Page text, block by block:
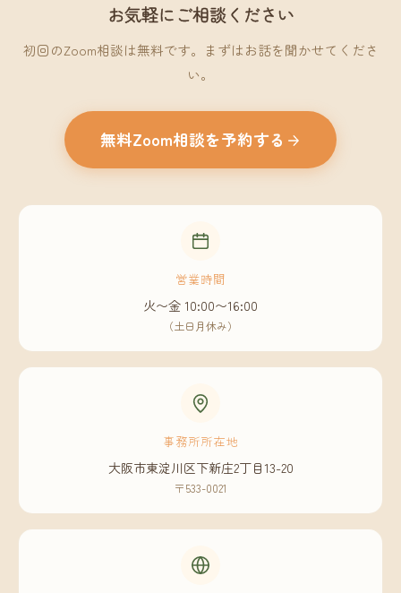
お気軽にご相談ください
初回のZoom相談は無料です。まずはお話を聞かせてくださ
い。
無料Zoom相談を予約する
営業時間
火〜金 10:00〜16:00
（土日月休み）
事務所所在地
大阪市東淀川区下新庄2丁目13-20
〒533-0021